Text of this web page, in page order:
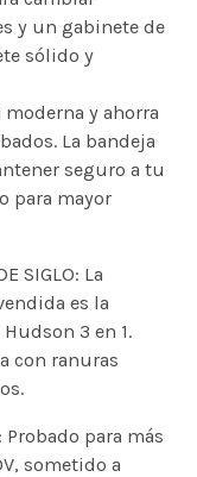
y un gabinete de
sólido y
y ahorra
La bandeja
seguro a tu
para mayor
SIGLO: La
es la
3 en 1.
con ranuras
Probado para más
sometido a